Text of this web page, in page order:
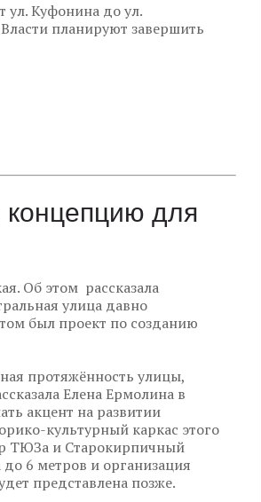
ул. Куфонина до ул.
планируют завершить
концепцию для
Об этом рассказала
улица давно
был проект по созданию
протяжённость улицы,
Елена Ермолина в
акцент на развитии
культурный каркас этого
ТЮЗа и Старокирпичный
6 метров и организация
представлена позже.